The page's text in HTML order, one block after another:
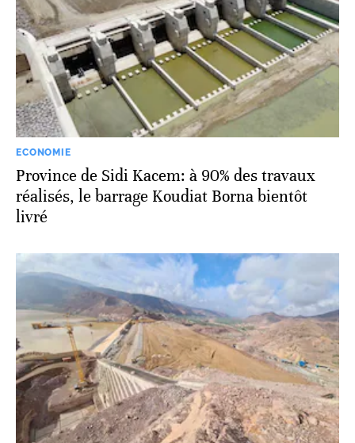
ECONOMIE
Province de Sidi Kacem: à 90% des travaux
réalisés, le barrage Koudiat Borna bientôt
livré